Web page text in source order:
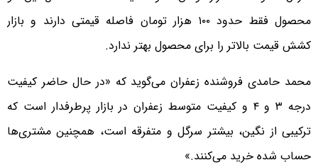
محصول فقط حدود ۱۰۰ هزار تومان فاصله قیمتی دارند و بازار
کشش قیمت بالاتر را برای محصول بهتر ندارد.
محمد حامدی فروشنده زعفران می‌گوید که «در حال حاضر کیفیت
درجه ۳ و ۴ و کیفیت متوسط زعفران در بازار پرطرفدار است که
ترکیبی از نگین، بیشتر سرگل و متفرقه است، همچنین مشتری‌ها
حساب شده خرید می‌کنند.»